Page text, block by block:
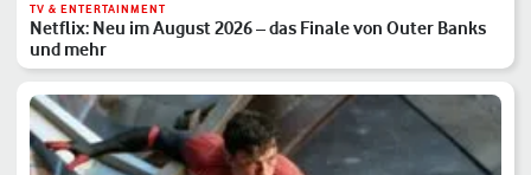
TV & ENTERTAINMENT
Netflix: Neu im August 2026 – das Finale von Outer Banks
und mehr